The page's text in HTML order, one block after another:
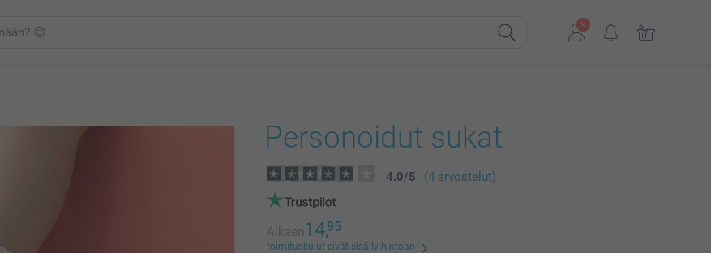
Personoidut sukat
4.0/5 (4 arvostelut)
Alkaen14,95
toimituskulut eivät sisälly hintaan